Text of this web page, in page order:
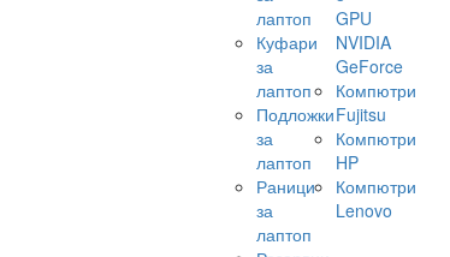
лаптоп
Куфари
за
лаптоп
Подложки
за
лаптоп
Раници
за
лаптоп
GPU
NVIDIA
GeForce
Компютри
Fujitsu
Компютри
HP
Компютри
Lenovo